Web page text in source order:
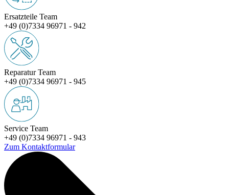
Ersatzteile Team
+49 (0)7334 96971 - 942
Reparatur Team
+49 (0)7334 96971 - 945
Service Team
+49 (0)7334 96971 - 943
Zum Kontaktformular